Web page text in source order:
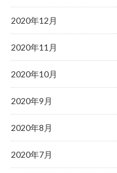
2020年12月
2020年11月
2020年10月
2020年9月
2020年8月
2020年7月